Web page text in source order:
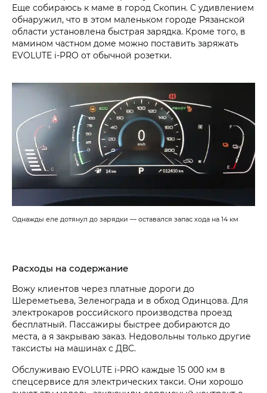
Еще собираюсь к маме в город Скопин. С удивлением
обнаружил, что в этом маленьком городе Рязанской
области установлена быстрая зарядка. Кроме того, в
мамином частном доме можно поставить заряжать
EVOLUTE i‑PRO от обычной розетки.
Однажды еле дотянул до зарядки — оставался запас хода на 14 км
Расходы на содержание
Вожу клиентов через платные дороги до
Шереметьева, Зеленограда и в обход Одинцова. Для
электрокаров российского производства проезд
бесплатный. Пассажиры быстрее добираются до
места, а я закрываю заказ. Недовольны только другие
таксисты на машинах с ДВС.
Обслуживаю EVOLUTE i‑PRO каждые 15 000 км в
спецсервисе для электрических такси. Они хорошо